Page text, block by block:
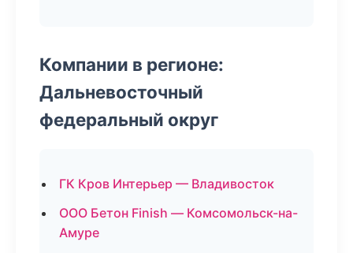
Компании в регионе:
Дальневосточный
федеральный округ
ГК Кров Интерьер — Владивосток
ООО Бетон Finish — Комсомольск-на-
Амуре